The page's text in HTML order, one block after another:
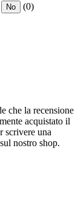
No (0)
che la recensione
acquistato il
scrivere una
nostro shop.